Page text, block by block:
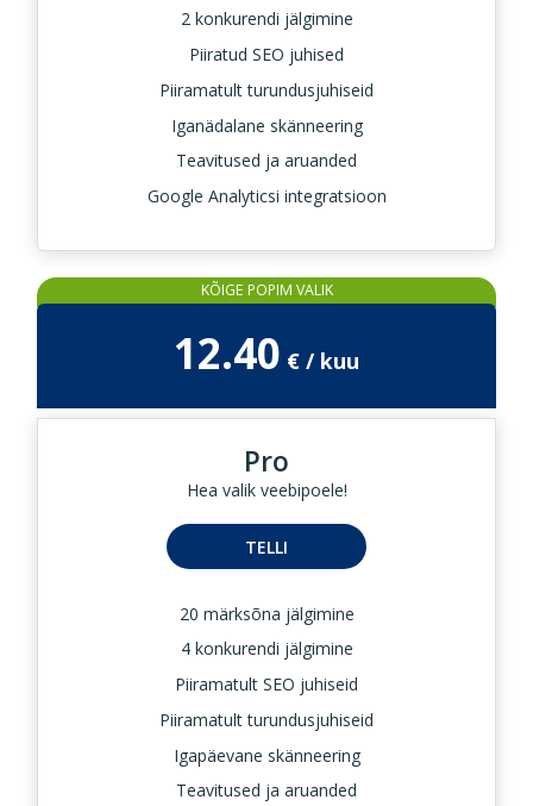
2 konkurendi jälgimine
Piiratud SEO juhised
Piiramatult turundusjuhiseid
Iganädalane skänneering
Teavitused ja aruanded
Google Analyticsi integratsioon
12.40
Pro
Hea valik veebipoele!
TELLI
20 märksõna jälgimine
4 konkurendi jälgimine
Piiramatult SEO juhiseid
Piiramatult turundusjuhiseid
Igapäevane skänneering
Teavitused ja aruanded
KÕIGE POPIM VALIK